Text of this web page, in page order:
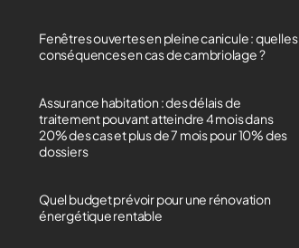
Fenêtres ouvertes en pleine canicule : quelles
conséquences en cas de cambriolage ?
Assurance habitation : des délais de
traitement pouvant atteindre 4 mois dans
20% des cas et plus de 7 mois pour 10% des
dossiers
Quel budget prévoir pour une rénovation
énergétique rentable